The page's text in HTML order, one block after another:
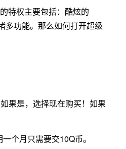
特权主要包括：酷炫的
多功能。那么如何打开超级
果是，选择现在购买！如果
个月只需要交10Q币。